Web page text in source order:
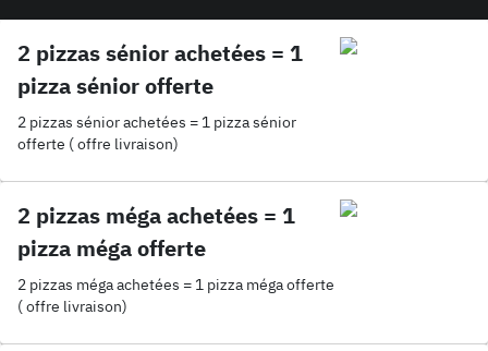
2 pizzas sénior achetées = 1
pizza sénior offerte
2 pizzas sénior achetées = 1 pizza sénior
offerte ( offre livraison)
2 pizzas méga achetées = 1
pizza méga offerte
2 pizzas méga achetées = 1 pizza méga offerte
( offre livraison)